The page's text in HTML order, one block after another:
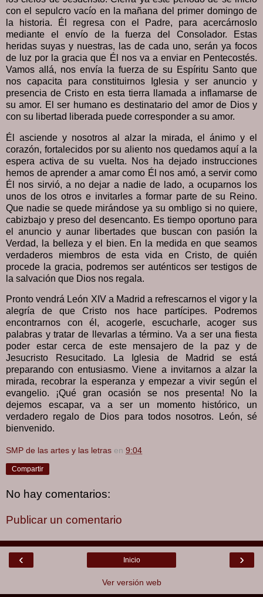
con el sepulcro vacío en la mañana del primer domingo de
la historia. Él regresa con el Padre, para acercárnoslo
mediante el envío de la fuerza del Consolador. Estas
heridas suyas y nuestras, las de cada uno, serán ya focos
de luz por la gracia que Él nos va a enviar en Pentecostés.
Vamos allá, nos envía la fuerza de su Espíritu Santo que
nos capacita para constituirnos Iglesia y ser anuncio y
presencia de Cristo en esta tierra llamada a inflamarse de
su amor. El ser humano es destinatario del amor de Dios y
con su libertad liberada puede corresponder a su amor.
Él asciende y nosotros al alzar la mirada, el ánimo y el
corazón, fortalecidos por su aliento nos quedamos aquí a la
espera activa de su vuelta. Nos ha dejado instrucciones
hemos de aprender a amar como Él nos amó, a servir como
Él nos sirvió, a no dejar a nadie de lado, a ocuparnos los
unos de los otros e invitarles a formar parte de su Reino.
Que nadie se quede mirándose ya su ombligo si no quiere,
cabizbajo y preso del desencanto. Es tiempo oportuno para
el anuncio y aunar libertades que buscan con pasión la
Verdad, la belleza y el bien. En la medida en que seamos
verdaderos miembros de esta vida en Cristo, de quién
procede la gracia, podremos ser auténticos ser testigos de
la salvación que Dios nos regala.
Pronto vendrá León XIV a Madrid a refrescarnos el vigor y la
alegría de que Cristo nos hace partícipes. Podremos
encontrarnos con él, acogerle, escucharle, acoger sus
palabras y tratar de llevarlas a término. Va a ser una fiesta
poder estar cerca de este mensajero de la paz y de
Jesucristo Resucitado. La Iglesia de Madrid se está
preparando con entusiasmo. Viene a invitarnos a alzar la
mirada, recobrar la esperanza y empezar a vivir según el
evangelio. ¡Qué gran ocasión se nos presenta! No la
dejemos escapar, va a ser un momento histórico, un
verdadero regalo de Dios para todos nosotros. León, sé
bienvenido.
SMP de las artes y las letras en 9:04
Compartir
No hay comentarios:
Publicar un comentario
‹ ›
Inicio
Ver versión web